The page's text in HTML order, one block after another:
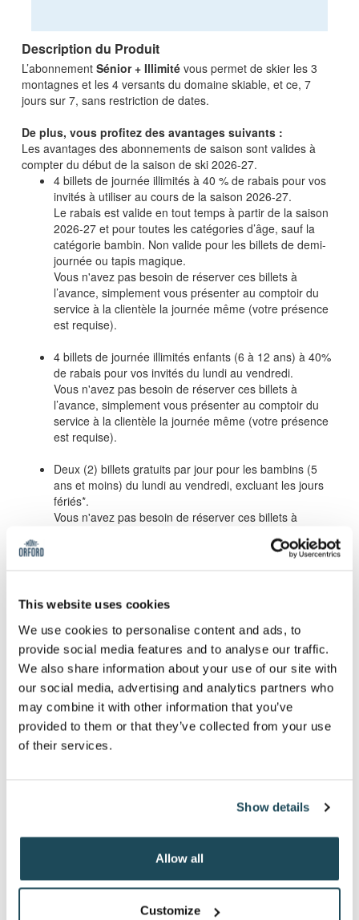
This website uses cookies
We use cookies to personalise content and ads, to
provide social media features and to analyse our traffic.
We also share information about your use of our site with
our social media, advertising and analytics partners who
may combine it with other information that you’ve
provided to them or that they’ve collected from your use
of their services.
Show details
Allow all
Customize
Description du Produit
L’abonnement Sénior + Illimité vous permet de skier les 3
montagnes et les 4 versants du domaine skiable, et ce, 7
jours sur 7, sans restriction de dates.
De plus, vous profitez des avantages suivants :
Les avantages des abonnements de saison sont valides à
compter du début de la saison de ski 2026-27.
4 billets de journée illimités à 40 % de rabais pour vos
invités à utiliser au cours de la saison 2026-27.
Le rabais est valide en tout temps à partir de la saison
2026-27 et pour toutes les catégories d’âge, sauf la
catégorie bambin. Non valide pour les billets de demi-
journée ou tapis magique.
Vous n'avez pas besoin de réserver ces billets à
l’avance, simplement vous présenter au comptoir du
service à la clientèle la journée même (votre présence
est requise).
4 billets de journée illimités enfants (6 à 12 ans) à 40%
de rabais pour vos invités du lundi au vendredi.
Vous n'avez pas besoin de réserver ces billets à
l’avance, simplement vous présenter au comptoir du
service à la clientèle la journée même (votre présence
est requise).
Deux (2) billets gratuits par jour pour les bambins (5
ans et moins) du lundi au vendredi, excluant les jours
fériés*.
Vous n'avez pas besoin de réserver ces billets à
service à la clientèle la journée même (votre présence
50% de rabais à l'achat d'un abonnement de
randonnée alpine Illimité, Soirée ou Semaine, pour
vous (applicable pour l'abonnement Adulte, Inter,
Sénior, Étudiant et Famille) au Mont-Orford, saison
2026-27
.
L’abonnement de randonnée alpine Illimité est gratuit
pour les 17 ans et moins ayant un abonnement illimité
individuel ou familial. Applicable pour l'abonnement
Enfant et Étudiant (l'étudiant doit avoir 17 ans et moins)
au Mont-Orford, saison 2026-27.
avec télécabines durant la saison estivale ou la
Flambée des couleurs 2026.
25 % de rabais sur un (1) duo golf avec voiturette
jusqu'au 23 juin 2026 (17 ans et plus avec permis de